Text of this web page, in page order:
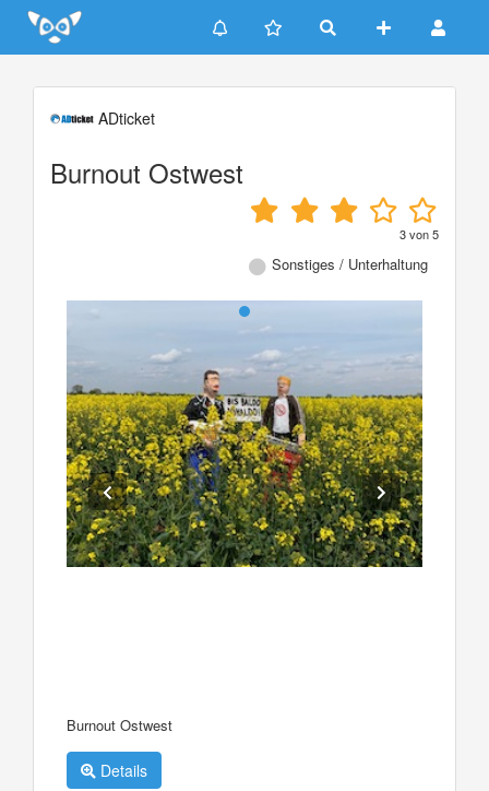
Update cookies preferences
ADticket
Burnout Ostwest
3von5
Sonstiges / Unterhaltung
Burnout Ostwest
Details